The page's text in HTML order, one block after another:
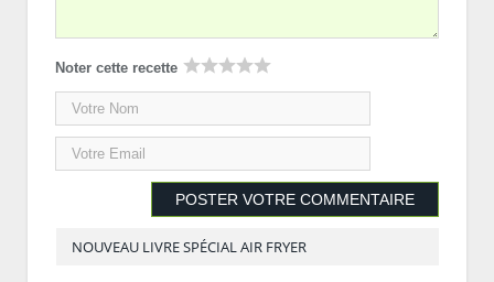
Noter cette recette
NOUVEAU LIVRE SPÉCIAL AIR FRYER